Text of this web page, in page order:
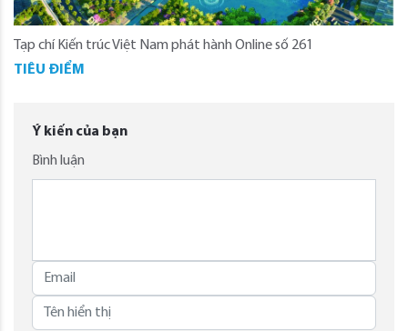
Tạp chí Kiến trúc Việt Nam phát hành Online số 261
TIÊU ĐIỂM
Ý kiến của bạn
Bình luận